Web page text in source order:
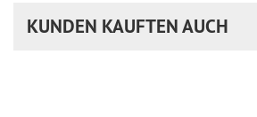
KUNDEN KAUFTEN AUCH